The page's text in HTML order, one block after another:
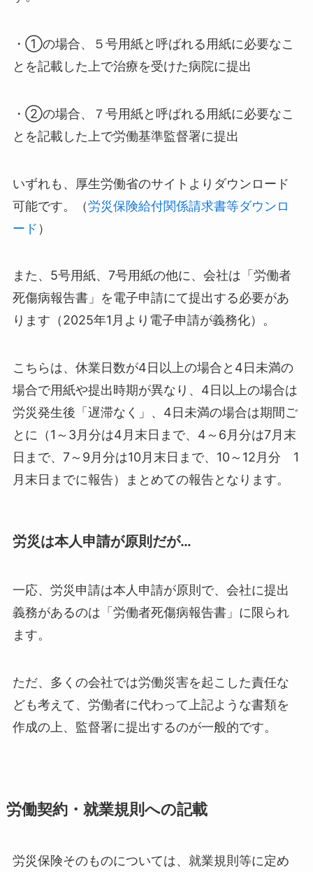
・①の場合、５号用紙と呼ばれる用紙に必要なこ
とを記載した上で治療を受けた病院に提出
・②の場合、７号用紙と呼ばれる用紙に必要なこ
とを記載した上で労働基準監督署に提出
いずれも、厚生労働省のサイトよりダウンロード
可能です。（労災保険給付関係請求書等ダウンロ
ード ）
また、5号用紙、7号用紙の他に、会社は「労働者
死傷病報告書」を電子申請にて提出する必要があ
ります（2025年1月より電子申請が義務化）。
こちらは、休業日数が4日以上の場合と4日未満の
場合で用紙や提出時期が異なり、4日以上の場合は
労災発生後「遅滞なく」、4日未満の場合は期間ご
とに（1～3月分は4月末日まで、4～6月分は7月末
日まで、7～9月分は10月末日まで、10～12月分 1
月末日までに報告）まとめての報告となります。
労災は本人申請が原則だが…
一応、労災申請は本人申請が原則で、会社に提出
義務があるのは「労働者死傷病報告書」に限られ
ます。
ただ、多くの会社では労働災害を起こした責任な
ども考えて、労働者に代わって上記ような書類を
作成の上、監督署に提出するのが一般的です。
労働契約・就業規則への記載
労災保険そのものについては、就業規則等に定め